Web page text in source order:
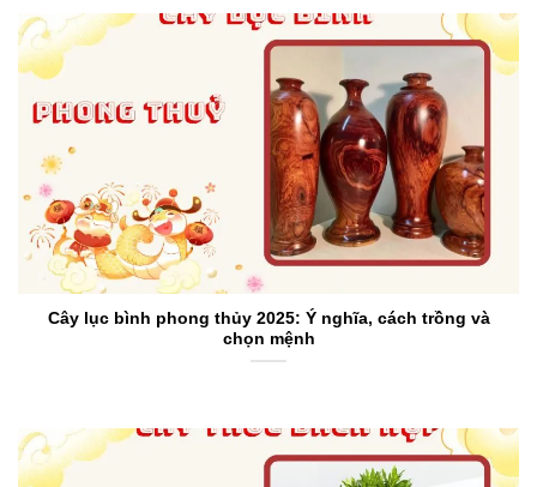
Cây lục bình phong thủy 2025: Ý nghĩa, cách trồng và
chọn mệnh